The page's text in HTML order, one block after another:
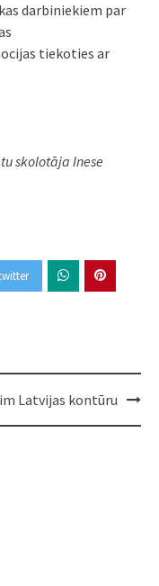
darbiniekiem par
tiekoties ar
skolotāja Inese
Latvijas kontūru